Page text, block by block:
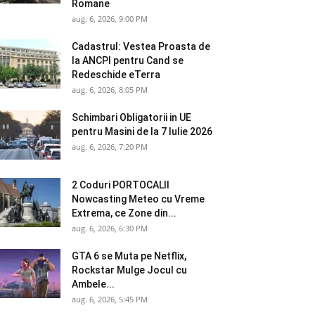
Romane
aug. 6, 2026, 9:00 PM
Cadastrul: Vestea Proasta de
la ANCPI pentru Cand se
Redeschide eTerra
aug. 6, 2026, 8:05 PM
Schimbari Obligatorii in UE
pentru Masini de la 7 Iulie 2026
aug. 6, 2026, 7:20 PM
2 Coduri PORTOCALII
Nowcasting Meteo cu Vreme
Extrema, ce Zone din...
aug. 6, 2026, 6:30 PM
GTA 6 se Muta pe Netflix,
Rockstar Mulge Jocul cu
Ambele...
aug. 6, 2026, 5:45 PM